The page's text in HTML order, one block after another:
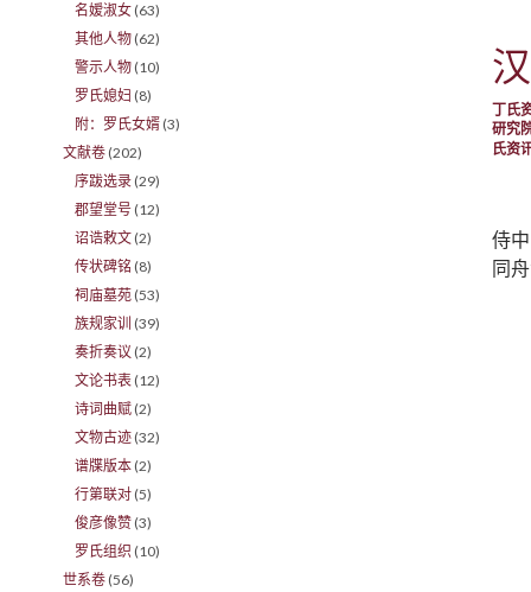
丁氏
研究
氏资
侍
同
名嫒淑女 (63)
其他人物 (62)
警示人物 (10)
罗氏媳妇 (8)
附：罗氏女婿 (3)
文献卷 (202)
序跋选录 (29)
郡望堂号 (12)
诏诰敕文 (2)
传状碑铭 (8)
祠庙墓苑 (53)
族规家训 (39)
奏折奏议 (2)
文论书表 (12)
诗词曲赋 (2)
文物古迹 (32)
谱牒版本 (2)
行第联对 (5)
俊彦像赞 (3)
罗氏组织 (10)
世系卷 (56)